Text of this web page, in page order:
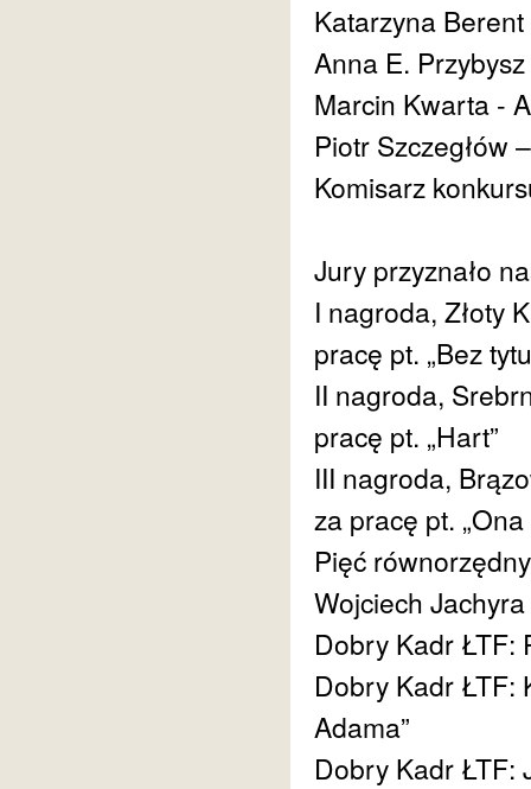
Katarzyna
Anna E.
Marcin Kwarta -
Piotr Szczegłów
Komisarz
Jury przyznało
I nagroda, Złoty
pracę pt. „Bez
II nagroda,
pracę pt. „Hart”
III nagroda,
za pracę pt. „Ona
Pięć
Wojciech
Dobry Kadr ŁTF:
Dobry Kadr ŁTF:
Adama”
Dobry Kadr ŁTF: